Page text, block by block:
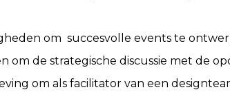
om succesvolle events te
om de strategische discussie met de
om als facilitator van een